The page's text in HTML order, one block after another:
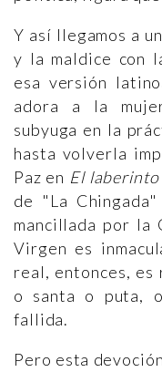
Y así llegamos a
y la maldice con
esa versión
adora a la
subyuga en la
hasta volverla
Paz en El
de "La
mancillada por la
Virgen es
real, entonces, es
o santa o puta,
fallida.
Pero esta